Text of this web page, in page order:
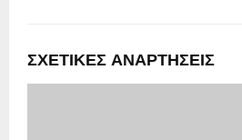
ΣΧΕΤΙΚΈΣ ΑΝΑΡΤΉΣΕΙΣ